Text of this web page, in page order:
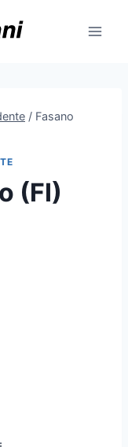
/ Fasano
(FI)